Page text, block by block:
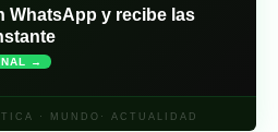
WhatsApp y recibe las
→
· MUNDO· ACTUALIDAD